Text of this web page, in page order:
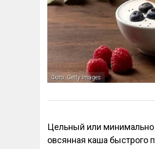
Фото: Getty Images
Цельный или минимально
овсянная каша быстрого